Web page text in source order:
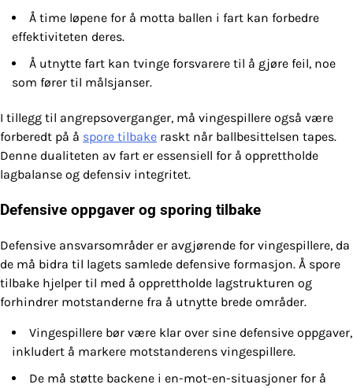
Å time løpene for å motta ballen i fart kan forbedre
effektiviteten deres.
Å utnytte fart kan tvinge forsvarere til å gjøre feil, noe
som fører til målsjanser.
I tillegg til angrepsoverganger, må vingespillere også være
forberedt på å spore tilbake raskt når ballbesittelsen tapes.
Denne dualiteten av fart er essensiell for å opprettholde
lagbalanse og defensiv integritet.
Defensive oppgaver og sporing tilbake
Defensive ansvarsområder er avgjørende for vingespillere, da
de må bidra til lagets samlede defensive formasjon. Å spore
tilbake hjelper til med å opprettholde lagstrukturen og
forhindrer motstanderne fra å utnytte brede områder.
Vingespillere bør være klar over sine defensive oppgaver,
inkludert å markere motstanderens vingespillere.
De må støtte backene i en-mot-en-situasjoner for å